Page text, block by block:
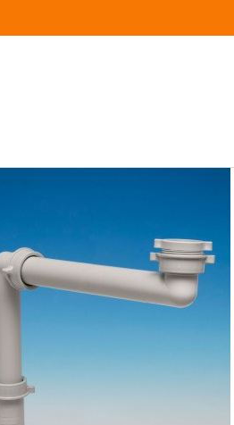
SPAZIO CUISINE
CUISINE
PMR